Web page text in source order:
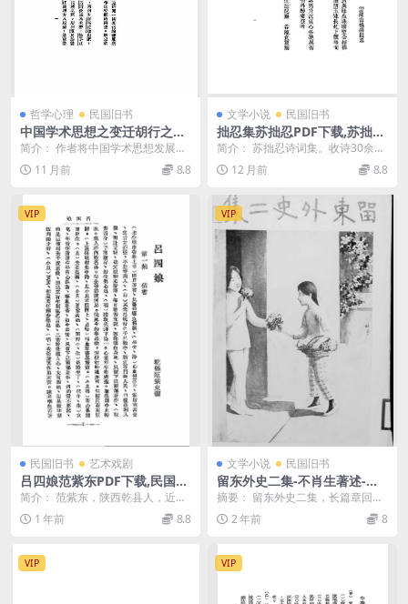
哲学心理 民国旧书
中国学术思想之变迁胡行之PD
F下载,古代学术思想研究
简介： 作者将中国学术思想发展过
程划分为发生（周以前）、灿烂
（春秋战国）、衰落（...
11 月前 8.8
文学小说 民国旧书
拙忍集苏拙忍PDF下载,苏拙忍
诗词集
简介： 苏拙忍诗词集。收诗30余
首，词70余首。书前有“拙忍先生诗
词合稿序”5篇...
12 月前 8.8
VIP
民国旧书 艺术戏剧
吕四娘范紫东PDF下载,民国陕
西易俗社戏曲剧本,范紫东戏曲
剧作集
简介： 范紫东，陕西乾县人，近代
著名剧作家、学者，西安易俗社创
始人之一。创作剧本...
1 年前 8.8
VIP
文学小说 民国旧书
留东外史二集-不肖生著述-民
权出版部
摘要： 留东外史二集，长篇章回体
小说，民国不肖生著述 截图： 第二
十一章 异客他...
2 年前 8
VIP VIP